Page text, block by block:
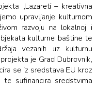
„Lazareti – kreativna
upravljanje kulturnom
razvoju na lokalnoj i
kulturne baštine te
vezanih uz kulturnu
je Grad Dubrovnik,
se iz sredstava EU kroz
te sufinancira sredstvima